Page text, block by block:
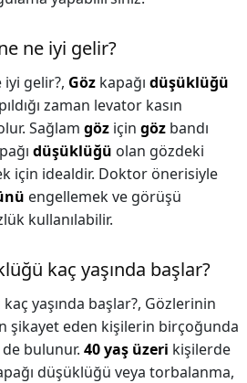
ne iyi gelir?
gelir?, Göz kapağı düşüklüğü
zaman levator kasın
Sağlam göz için göz bandı
düşüklüğü olan gözdeki
için idealdir. Doktor önerisiyle
engellemek ve görüşü
kullanılabilir.
kaç yaşında başlar?
yaşında başlar?, Gözlerinin
şikayet eden kişilerin birçoğunda
bulunur. 40 yaş üzeri kişilerde
düşüklüğü veya torbalanma,